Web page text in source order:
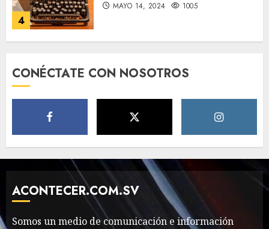
4
MAYO 14, 2024 1005
How Many of These Italian
MAYO 14, 2024 812
Need to Know About the
Classic Cars in a Retro
Movie?
MAYO 14, 2024 799
CONÉCTATE CON NOSOTROS
ACONTECER.COM.SV
Somos un medio de comunicación e información